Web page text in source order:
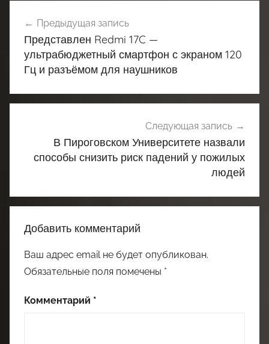
по
записям
Предыдущая запись
Представлен Redmi 17C —
ультрабюджетный смартфон с экраном 120
Гц и разъёмом для наушников
Следующая запись
В Пироговском Университете назвали
способы снизить риск падений у пожилых
людей
Добавить комментарий
Ваш адрес email не будет опубликован.
Обязательные поля помечены *
Комментарий *